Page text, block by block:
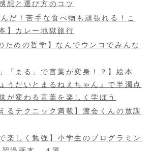
想と選び方のコツ
だ！苦手な食べ物も頑張れる！こ
】カレー地獄旅行
ための哲学】なんでウンコでみんな
「まる」で言葉が変身！？】絵本
うだいとまるねえちゃん』で半濁点
が変わる言葉を楽しく学ぼう
るテクニック満載】渡会くんの放課
楽しく勉強】小学生のプログラミン